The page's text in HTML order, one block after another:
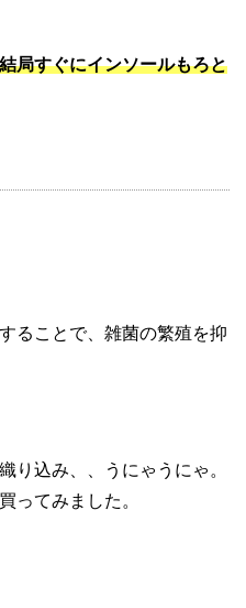
結局すぐにインソールもろと
ることで、雑菌の繁殖を抑
り込み、、うにゃうにゃ。
ってみました。